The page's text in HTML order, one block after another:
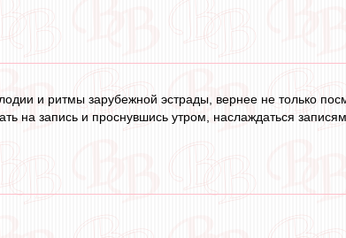
и ритмы зарубежной эстрады, вернее не только
на запись и проснувшись утром, наслаждаться